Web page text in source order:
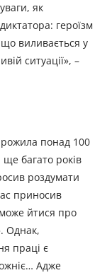
як
героїзм
що виливається у
ситуації», –
понад 100
ще багато років
роздумати
приносив
йтися про
Однак,
праці є
Адже